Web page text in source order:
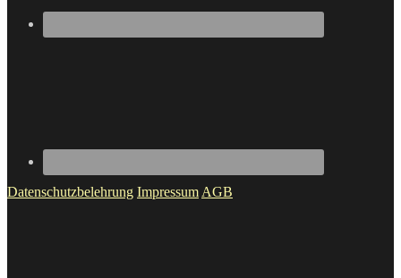
Datenschutzbelehrung Impressum AGB